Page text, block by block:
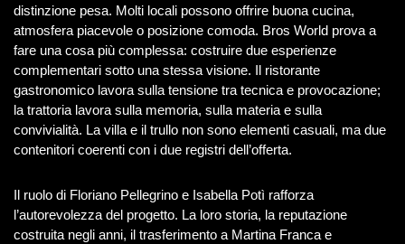
distinzione pesa. Molti locali possono offrire buona cucina,
atmosfera piacevole o posizione comoda. Bros World prova a
fare una cosa più complessa: costruire due esperienze
complementari sotto una stessa visione. Il ristorante
gastronomico lavora sulla tensione tra tecnica e provocazione;
la trattoria lavora sulla memoria, sulla materia e sulla
convivialità. La villa e il trullo non sono elementi casuali, ma due
contenitori coerenti con i due registri dell’offerta.
Il ruolo di Floriano Pellegrino e Isabella Potì rafforza
l’autorevolezza del progetto. La loro storia, la reputazione
costruita negli anni, il trasferimento a Martina Franca e